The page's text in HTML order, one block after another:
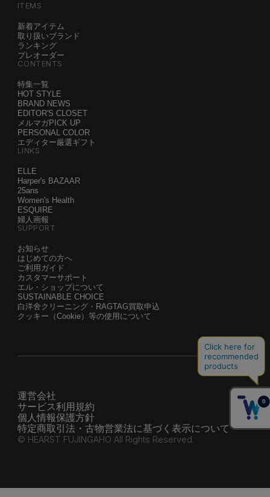
ITEMS
新着アイテム
取り扱いブランド
ランキング
プレオーダー
CONTENTS
特集一覧
HOT STYLE
BRAND NEWS
EDITOR'S CLOSET
メルマガPICK UP
PERSONAL COLOR
エディター厳選ギフト
LINKS
ELLE
Harper's BAZAAR
25ans
Women's Health
ESQUIRE
婦人画報
SUPPORT
お知らせ
はじめての方へ
ご利用ガイド
カスタマーサポート
エル・ショップについて
SUSTAINABLE CHOICE
白洋舍クリーニング・RAGTAG買取申込
クッキー（Cookie）等の使用について
運営会社
サービス利用規約
個人情報保護方針
特定商取引法・古物営業法に基づく表示について
© HEARST FUJINGAHO All Rights Reserved.